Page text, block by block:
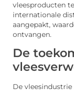
vleesproducten
internationale
aangepakt,
ontvangen.
De
De